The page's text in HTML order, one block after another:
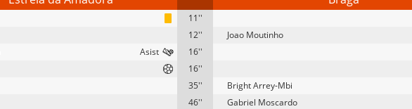
11''
12''
Joao Moutinho
16''
16''
35''
Bright Arrey-Mbi
46''
Gabriel Moscardo